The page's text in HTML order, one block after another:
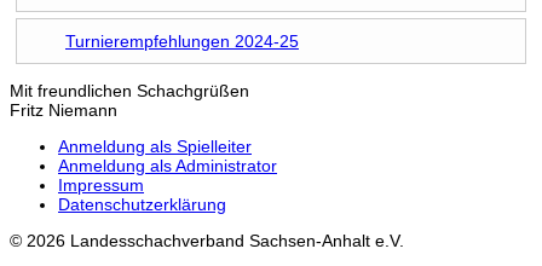
Turnierempfehlungen 2024-25
Mit freundlichen Schachgrüßen
Fritz Niemann
Anmeldung als Spielleiter
Anmeldung als Administrator
Impressum
Datenschutzerklärung
© 2026 Landesschachverband Sachsen-Anhalt e.V.